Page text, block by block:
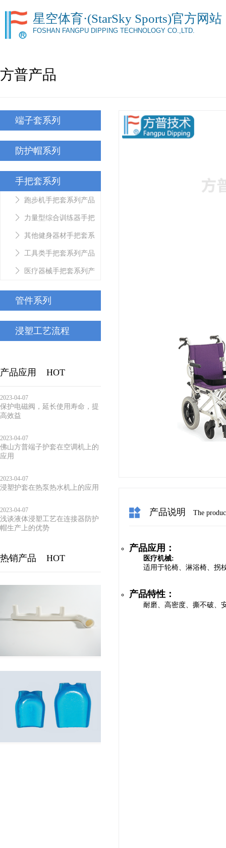
星空体育·(StarSky Sports)官方网站
FOSHAN FANGPU DIPPING TECHNOLOGY CO.,LTD.
方普产品
端子套系列
防护帽系列
手把套系列
跑步机手把套系列产品
力量型综合训练器手把
套系列产品
其他健身器材手把套系
列产品
工具类手把套系列产品
医疗器械手把套系列产
管件系列
浸塑工艺流程
产品应用 HOT
2023-04-07
保护电磁阀，延长使用寿命，提
高效益
2023-04-07
佛山方普端子护套在空调机上的
应用
2023-04-07
浸塑护套在热泵热水机上的应用
2023-04-07
浅谈液体浸塑工艺在连接器防护
帽生产上的优势
热销产品 HOT
产品说明 The
产品应用：
医疗机械:
适用于轮椅、淋浴椅、拐
产品特性：
耐磨、高密度、撕不破、